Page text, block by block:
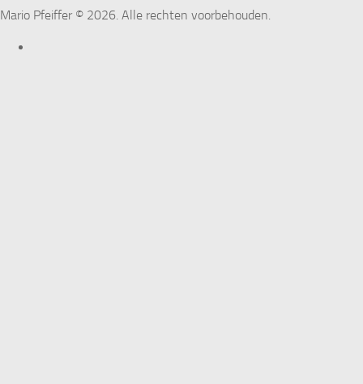
Mario Pfeiffer © 2026. Alle rechten voorbehouden.